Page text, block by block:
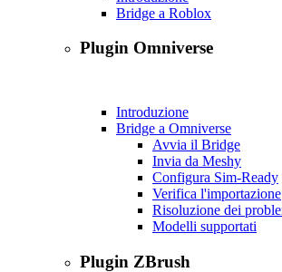
Bridge a Roblox
Plugin Omniverse
Introduzione
Bridge a Omniverse
Avvia il Bridge
Invia da Meshy
Configura Sim-Ready
Verifica l'importazione
Risoluzione dei
Modelli supportati
Plugin ZBrush